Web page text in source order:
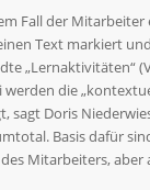
Fall der Mitarbeiter
Text markiert
„Lernaktivitäten“
werden die
sagt Doris
Basis dafür
Mitarbeiters, aber